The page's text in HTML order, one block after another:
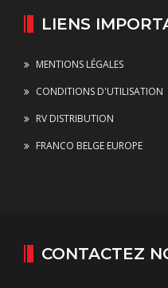
LIENS
MENTIONS LÉGALES
CONDITIONS D'UTILISATION
RV DISTRIBUTION
FRANCO BELGE EUROPE
CONTACTEZ